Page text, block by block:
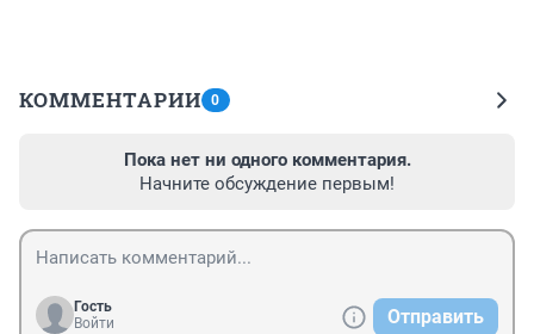
КОММЕНТАРИИ 0
Пока нет ни одного комментария.
Начните обсуждение первым!
Гость
Войти
Отправить